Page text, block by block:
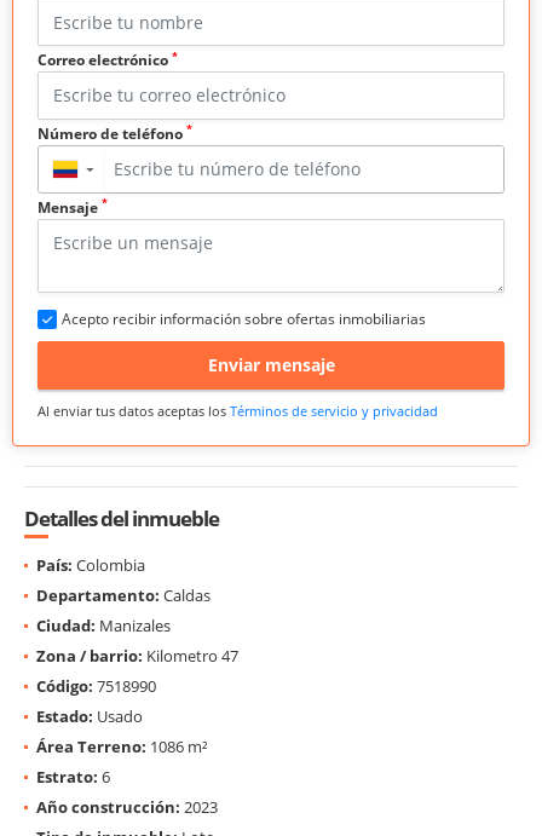
Correo electrónico *
Número de teléfono *
▼
Mensaje *
Acepto recibir información sobre ofertas inmobiliarias
Enviar mensaje
Al enviar tus datos aceptas los Términos de servicio y privacidad
Detalles del inmueble
País: Colombia
Departamento: Caldas
Ciudad: Manizales
Zona / barrio: Kilometro 47
Código: 7518990
Estado: Usado
Área Terreno: 1086 m²
Estrato: 6
Año construcción: 2023